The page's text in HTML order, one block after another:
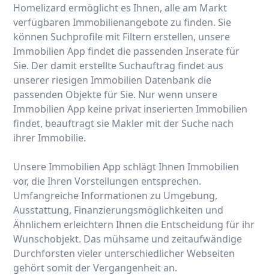
Homelizard ermöglicht es Ihnen, alle am Markt
verfügbaren Immobilienangebote zu finden. Sie
können Suchprofile mit Filtern erstellen, unsere
Immobilien App findet die passenden Inserate für
Sie. Der damit erstellte Suchauftrag findet aus
unserer riesigen Immobilien Datenbank die
passenden Objekte für Sie. Nur wenn unsere
Immobilien App keine privat inserierten Immobilien
findet, beauftragt sie Makler mit der Suche nach
ihrer Immobilie.
Unsere Immobilien App schlägt Ihnen Immobilien
vor, die Ihren Vorstellungen entsprechen.
Umfangreiche Informationen zu Umgebung,
Ausstattung, Finanzierungsmöglichkeiten und
Ähnlichem erleichtern Ihnen die Entscheidung für ihr
Wunschobjekt. Das mühsame und zeitaufwändige
Durchforsten vieler unterschiedlicher Webseiten
gehört somit der Vergangenheit an.